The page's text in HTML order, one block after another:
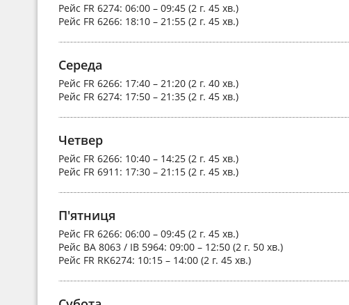
Рейс FR 6274: 06:00 – 09:45 (2 г. 45 хв.)
Рейс FR 6266: 18:10 – 21:55 (2 г. 45 хв.)
Середа
Рейс FR 6266: 17:40 – 21:20 (2 г. 40 хв.)
Рейс FR 6274: 17:50 – 21:35 (2 г. 45 хв.)
Четвер
Рейс FR 6266: 10:40 – 14:25 (2 г. 45 хв.)
Рейс FR 6911 : 17:30 – 21:15 (2 г. 45 хв.)
П'ятниця
Рейс FR 6266: 06:00 – 09:45 (2 г. 45 хв.)
Рейс BA 8063 / IB 5964: 09:00 – 12:50 (2 г. 50 хв.)
Рейс FR RK6274: 10:15 – 14:00 (2 г. 45 хв.)